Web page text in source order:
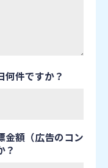
何件ですか？
金額（広告のコン
？